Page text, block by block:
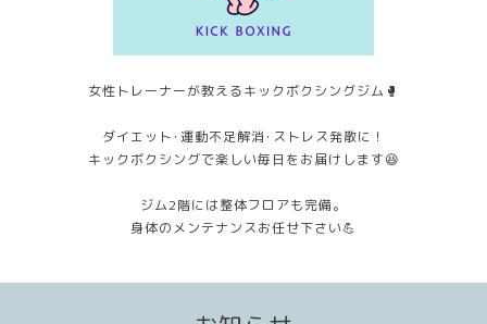
女性トレーナーが教えるキックボクシングジム🥊
ダイエット･運動不足解消･ストレス発散に！
キックボクシングで楽しい毎日をお届けします😆
ジム2階には整体フロアも完備。
身体のメンテナンスお任せ下さい💪